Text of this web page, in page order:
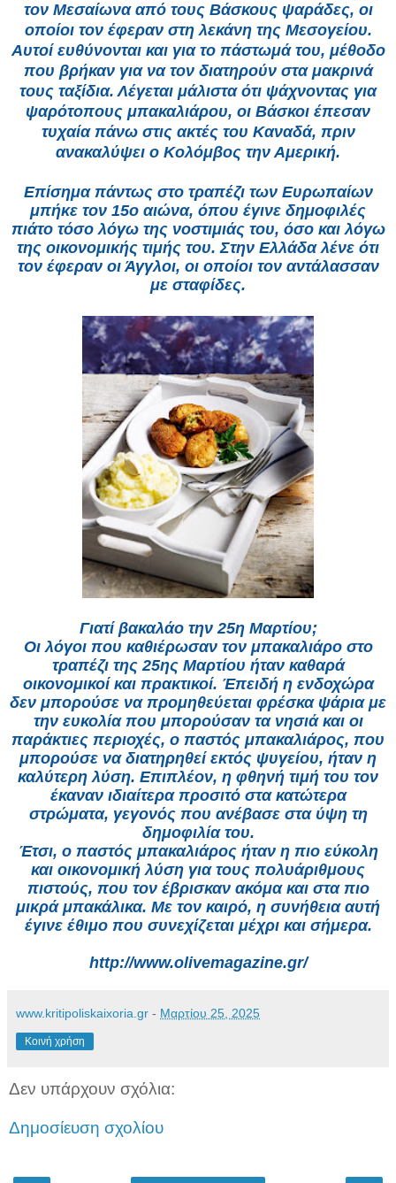
τον Μεσαίωνα από τους Βάσκους ψαράδες, οι
οποίοι τον έφεραν στη λεκάνη της Μεσογείου.
Αυτοί ευθύνονται και για το πάστωμά του, μέθοδο
που βρήκαν για να τον διατηρούν στα μακρινά
τους ταξίδια. Λέγεται μάλιστα ότι ψάχνοντας για
ψαρότοπους μπακαλιάρου, οι Βάσκοι έπεσαν
τυχαία πάνω στις ακτές του Καναδά, πριν
ανακαλύψει ο Κολόμβος την Αμερική.
Επίσημα πάντως στο τραπέζι των Ευρωπαίων
μπήκε τον 15ο αιώνα, όπου έγινε δημοφιλές
πιάτο τόσο λόγω της νοστιμιάς του, όσο και λόγω
της οικονομικής τιμής του. Στην Ελλάδα λένε ότι
τον έφεραν οι Άγγλοι, οι οποίοι τον αντάλασσαν
με σταφίδες.
Γιατί βακαλάο την 25η Μαρτίου;
Οι λόγοι που καθιέρωσαν τον μπακαλιάρο στο
τραπέζι της 25ης Μαρτίου ήταν καθαρά
οικονομικοί και πρακτικοί. Έπειδή η ενδοχώρα
δεν μπορούσε να προμηθεύεται φρέσκα ψάρια με
την ευκολία που μπορούσαν τα νησιά και οι
παράκτιες περιοχές, ο παστός μπακαλιάρος, που
μπορούσε να διατηρηθεί εκτός ψυγείου, ήταν η
καλύτερη λύση. Επιπλέον, η φθηνή τιμή του τον
έκαναν ιδιαίτερα προσιτό στα κατώτερα
στρώματα, γεγονός που ανέβασε στα ύψη τη
δημοφιλία του.
Έτσι, ο παστός μπακαλιάρος ήταν η πιο εύκολη
και οικονομική λύση για τους πολυάριθμους
πιστούς, που τον έβρισκαν ακόμα και στα πιο
μικρά μπακάλικα. Με τον καιρό, η συνήθεια αυτή
έγινε έθιμο που συνεχίζεται μέχρι και σήμερα.
http://www.olivemagazine.gr/
www.kritipoliskaixoria.gr - Μαρτίου 25, 2025
Κοινή χρήση
Δεν υπάρχουν σχόλια:
Δημοσίευση σχολίου